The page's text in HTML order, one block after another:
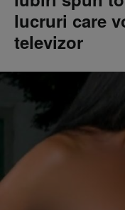
lucruri care
televizor